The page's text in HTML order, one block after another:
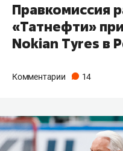
Правкомиссия
«Татнефти»
Nokian Tyres в
Комментарии 14